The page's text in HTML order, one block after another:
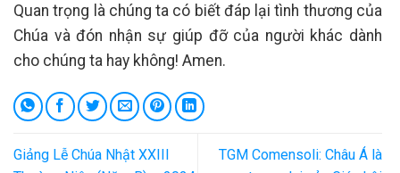
Quan trọng là chúng ta có biết đáp lại tình thương của
Chúa và đón nhận sự giúp đỡ của người khác dành
cho chúng ta hay không! Amen.
Giảng Lễ Chúa Nhật XXIII
TGM Comensoli: Châu Á là